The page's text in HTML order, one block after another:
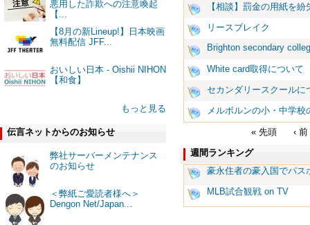
悪用した詐欺への注意喚起
【...
【8月の新Lineup!】日本映画
無料配信 JFF...
おいしい日本 - Oishii NIHON
【和食】
もっと見る
伝言ネットからのお知らせ
弊社サーバーメンテナンス
のお知らせ
＜弊紙ご愛読者様へ＞
Dengon Net/Japan...
【相談】罰金の用紙を
リースブレイク
Brighton secondary colleg
White card取得について
セカンダリースクールに
メルボルンの小・中学
« 先頭 ‹ 前
週間ランキング
豪永住者の豪入国でパス
MLB試合観戦 on TV